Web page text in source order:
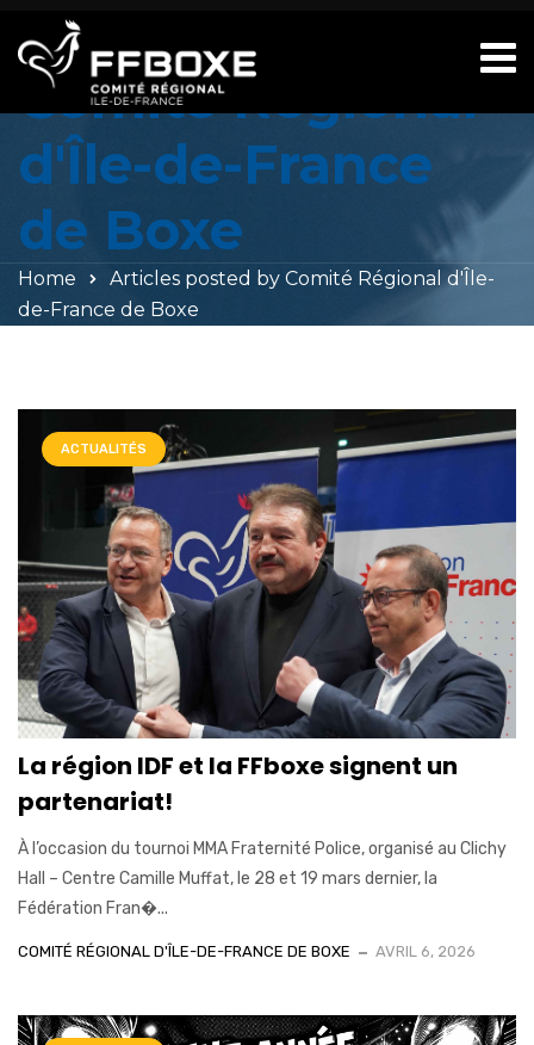
All posts by
Comité Régional
d'Île-de-France
de Boxe
Home
Articles posted by Comité Régional d'Île-
de-France de Boxe
ACTUALITÉS
La région IDF et la FFboxe signent un
partenariat!
À l’occasion du tournoi MMA Fraternité Police, organisé au Clichy
Hall – Centre Camille Muffat, le 28 et 19 mars dernier, la
Fédération Fran�...
COMITÉ RÉGIONAL D'ÎLE-DE-FRANCE DE BOXE AVRIL 6, 2026